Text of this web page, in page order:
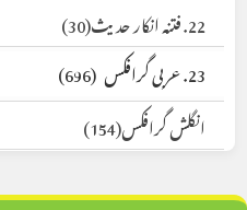
22. فتنہ انکار حدیث
(30)
23. عربی گرافکس
(696)
انگلش گرافکس(154)